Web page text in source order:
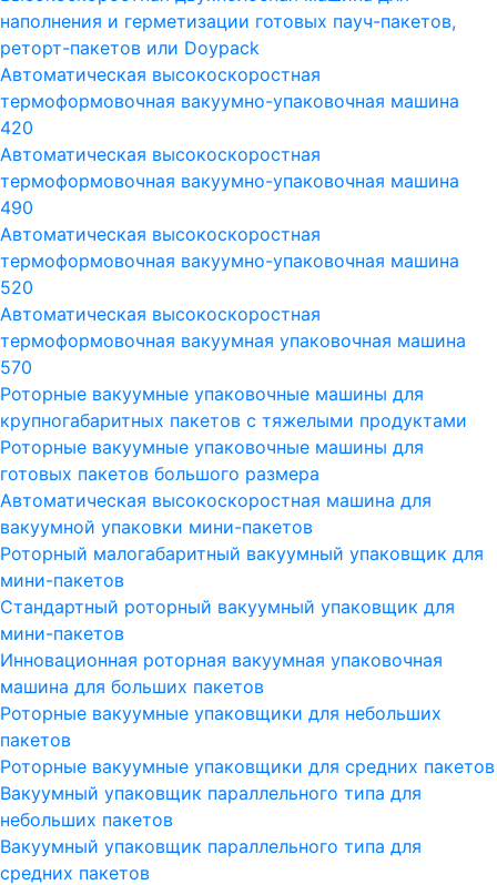
наполнения и герметизации готовых пауч-пакетов,
реторт-пакетов или Doypack
Автоматическая высокоскоростная
термоформовочная вакуумно-упаковочная машина
420
Автоматическая высокоскоростная
термоформовочная вакуумно-упаковочная машина
490
Автоматическая высокоскоростная
термоформовочная вакуумно-упаковочная машина
520
Автоматическая высокоскоростная
термоформовочная вакуумная упаковочная машина
570
Роторные вакуумные упаковочные машины для
крупногабаритных пакетов с тяжелыми продуктами
Роторные вакуумные упаковочные машины для
готовых пакетов большого размера
Автоматическая высокоскоростная машина для
вакуумной упаковки мини-пакетов
Роторный малогабаритный вакуумный упаковщик для
мини-пакетов
Стандартный роторный вакуумный упаковщик для
мини-пакетов
Инновационная роторная вакуумная упаковочная
машина для больших пакетов
Роторные вакуумные упаковщики для небольших
пакетов
Роторные вакуумные упаковщики для средних пакетов
Вакуумный упаковщик параллельного типа для
небольших пакетов
Вакуумный упаковщик параллельного типа для
средних пакетов